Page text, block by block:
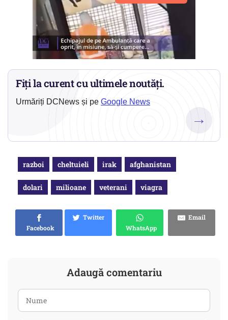
Fiți la curent cu ultimele noutăți.
Urmăriți DCNews și pe Google News
→
razboi cheltuieli irak afghanistan
dolari milioane veterani viagra
Facebook
Twitter
WhatsApp
Email
Adaugă comentariu